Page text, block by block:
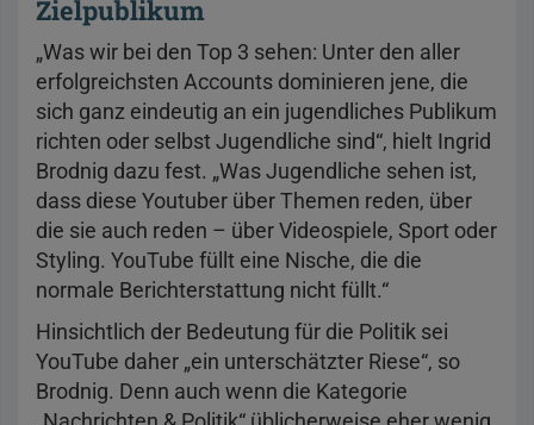
Zielpublikum
„Was wir bei den Top 3 sehen: Unter den aller
erfolgreichsten Accounts dominieren jene, die
sich ganz eindeutig an ein jugendliches Publikum
richten oder selbst Jugendliche sind“, hielt Ingrid
Brodnig dazu fest. „Was Jugendliche sehen ist,
dass diese Youtuber über Themen reden, über
die sie auch reden – über Videospiele, Sport oder
Styling. YouTube füllt eine Nische, die die
normale Berichterstattung nicht füllt.“
Hinsichtlich der Bedeutung für die Politik sei
YouTube daher „ein unterschätzter Riese“, so
Brodnig. Denn auch wenn die Kategorie